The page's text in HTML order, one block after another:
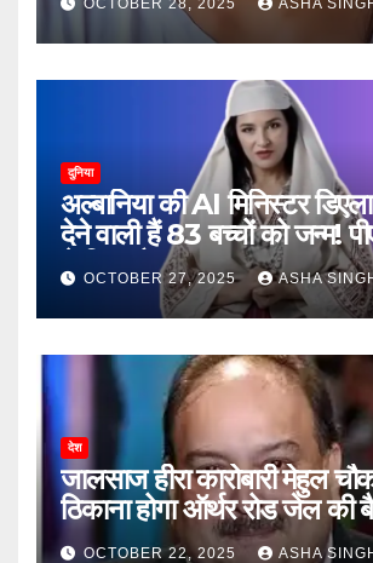
OCTOBER 28, 2025 ASHA
दुनिया
अल्बानिया की AI मिनिस्‍टर
देने वाली हैं 83 बच्चों को जन्‍म!
ने किया हैरान
OCTOBER 27, 2025 ASHA
देश
जालसाज हीरा कारोबारी मेहुल
ठिकाना होगा ऑर्थर रोड जेल की
12OCTOBER 22, 2025 ASHA